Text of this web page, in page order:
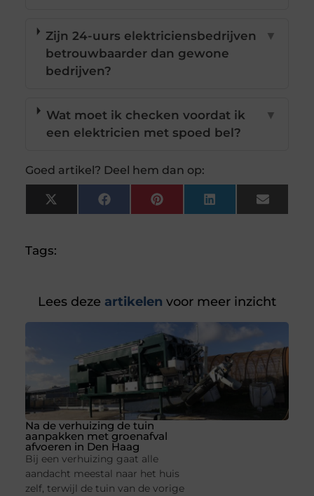
Zijn 24-uurs elektriciensbedrijven
betrouwbaarder dan gewone
bedrijven?
▼
Wat moet ik checken voordat ik
een elektricien met spoed bel?
▼
Goed artikel? Deel hem dan op:
X
(Twitter)
FacebookPinterestLinkedInEmail
Tags:
Lees deze artikelen voor meer inzicht
Na de verhuizing de tuin
aanpakken met groenafval
afvoeren in Den Haag
Bij een verhuizing gaat alle
aandacht meestal naar het huis
zelf, terwijl de tuin van de vorige